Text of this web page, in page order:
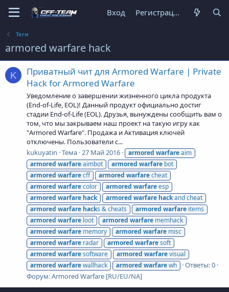
Вход Регистрация
Теги
armored warfare hack
K
Приватный чит для Armored Warfare | Private
Hack for Armored Warfare
Уведомление о завершении жизненного цикла продукта
(End-of-Life, EOL)! Данный продукт официально достиг
стадии End-of-Life (EOL). Друзья, вынуждены сообщить вам о
том, что мы закрываем наш проект на такую игру как
"Armored Warfare". Продажа и Активация ключей
отключены. Пользователи с...
kukuyatin Тема 27 Май 2016 armored warfareaim
armored warfareaimbot armored warfare bot
armored warfarecff armored warfarecheat
armored warfarecolor armored warfareesp
armored warfare hack armored warfare hackand cheat
armored warfare hacks & cheats armored warfare items
armored warfare loot armored warfare memhack
armored warfare memory armored warfare misc
armored warfare radar armored warfaresoft
armored warfaresoftware armored warfarevisual
armored warfarewallhack armored warfarewh
Ответы: 0
Форум:Armored Warfare [RU/EU/NA]